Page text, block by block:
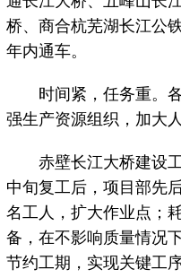
桥、商合杭芜湖长江公
年内通车。
时间紧，任务重。各
强生产资源组织，加大
赤壁长江大桥建设工
中旬复工后，项目部先
名工人，扩大作业点；
备，在不影响质量情况
节约工期，实现关键工